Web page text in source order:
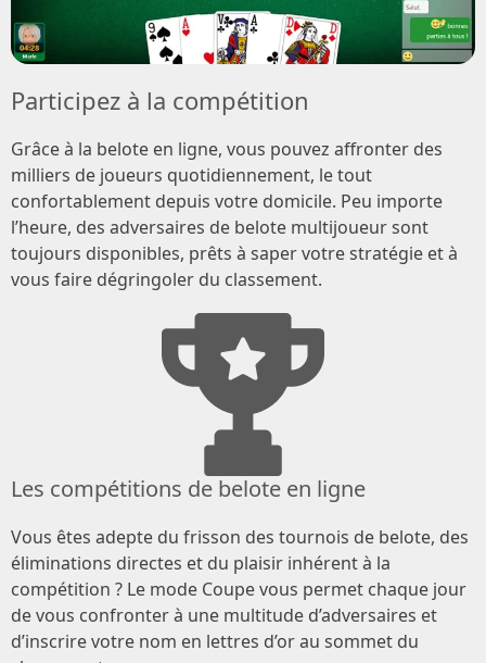
Participez à la compétition
Grâce à la belote en ligne, vous pouvez affronter des
milliers de joueurs quotidiennement, le tout
confortablement depuis votre domicile. Peu importe
l’heure, des adversaires de belote multijoueur sont
toujours disponibles, prêts à saper votre stratégie et à
vous faire dégringoler du classement.
Les compétitions de belote en ligne
Vous êtes adepte du frisson des tournois de belote, des
éliminations directes et du plaisir inhérent à la
compétition ? Le mode Coupe vous permet chaque jour
de vous confronter à une multitude d’adversaires et
d’inscrire votre nom en lettres d’or au sommet du